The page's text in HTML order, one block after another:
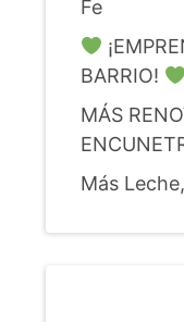
Fe
BARRIO!
MÁS
Más